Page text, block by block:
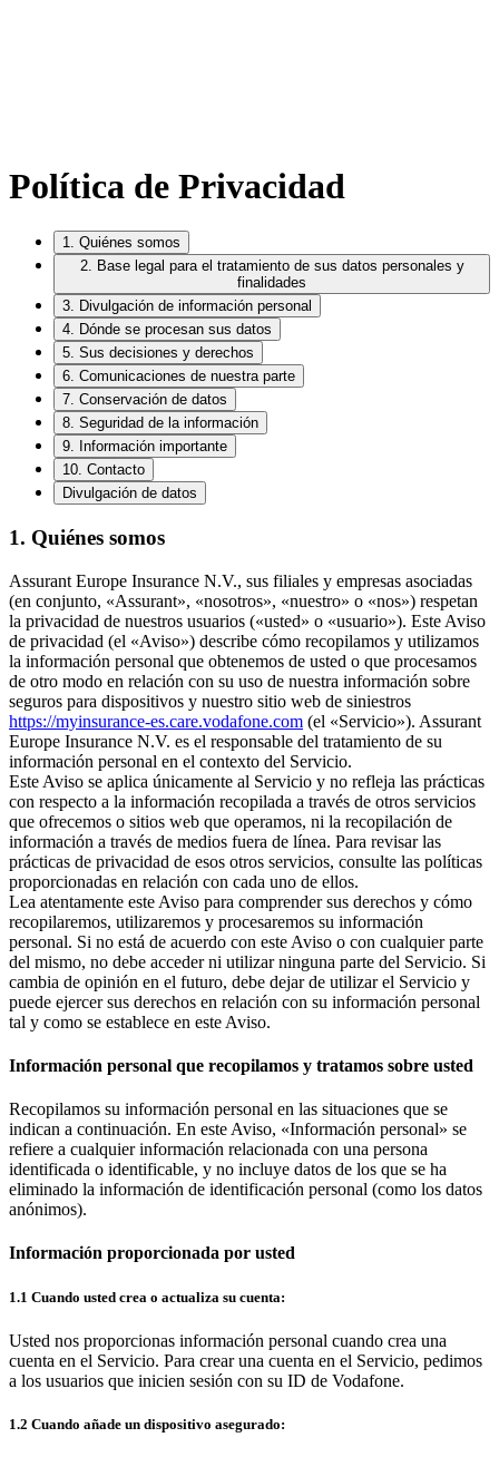
Política de Privacidad
1. Quiénes somos
2. Base legal para el tratamiento de sus datos personales y
finalidades
3. Divulgación de información personal
4. Dónde se procesan sus datos
5. Sus decisiones y derechos
6. Comunicaciones de nuestra parte
7. Conservación de datos
8. Seguridad de la información
9. Información importante
10. Contacto
Divulgación de datos
1. Quiénes somos
Assurant Europe Insurance N.V., sus filiales y empresas asociadas
(en conjunto, «Assurant», «nosotros», «nuestro» o «nos») respetan
la privacidad de nuestros usuarios («usted» o «usuario»). Este Aviso
de privacidad (el «Aviso») describe cómo recopilamos y utilizamos
la información personal que obtenemos de usted o que procesamos
de otro modo en relación con su uso de nuestra información sobre
seguros para dispositivos y nuestro sitio web de siniestros
https://myinsurance-es.care.vodafone.com (el «Servicio»). Assurant
Europe Insurance N.V. es el responsable del tratamiento de su
información personal en el contexto del Servicio.
Este Aviso se aplica únicamente al Servicio y no refleja las prácticas
con respecto a la información recopilada a través de otros servicios
que ofrecemos o sitios web que operamos, ni la recopilación de
información a través de medios fuera de línea. Para revisar las
prácticas de privacidad de esos otros servicios, consulte las políticas
proporcionadas en relación con cada uno de ellos.
Lea atentamente este Aviso para comprender sus derechos y cómo
recopilaremos, utilizaremos y procesaremos su información
personal. Si no está de acuerdo con este Aviso o con cualquier parte
del mismo, no debe acceder ni utilizar ninguna parte del Servicio. Si
cambia de opinión en el futuro, debe dejar de utilizar el Servicio y
puede ejercer sus derechos en relación con su información personal
tal y como se establece en este Aviso.
Información personal que recopilamos y tratamos sobre usted
Recopilamos su información personal en las situaciones que se
indican a continuación. En este Aviso, «Información personal» se
refiere a cualquier información relacionada con una persona
identificada o identificable, y no incluye datos de los que se ha
eliminado la información de identificación personal (como los datos
anónimos).
Información proporcionada por usted
1.1 Cuando usted crea o actualiza su cuenta:
Usted nos proporcionas información personal cuando crea una
cuenta en el Servicio. Para crear una cuenta en el Servicio, pedimos
a los usuarios que inicien sesión con su ID de Vodafone.
1.2 Cuando añade un dispositivo asegurado: